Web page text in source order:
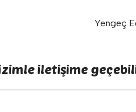
Yengeç
iletişime